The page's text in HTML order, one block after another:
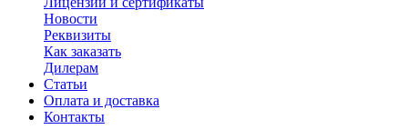
Новости
Реквизиты
Как заказать
Дилерам
Статьи
Оплата и доставка
Контакты